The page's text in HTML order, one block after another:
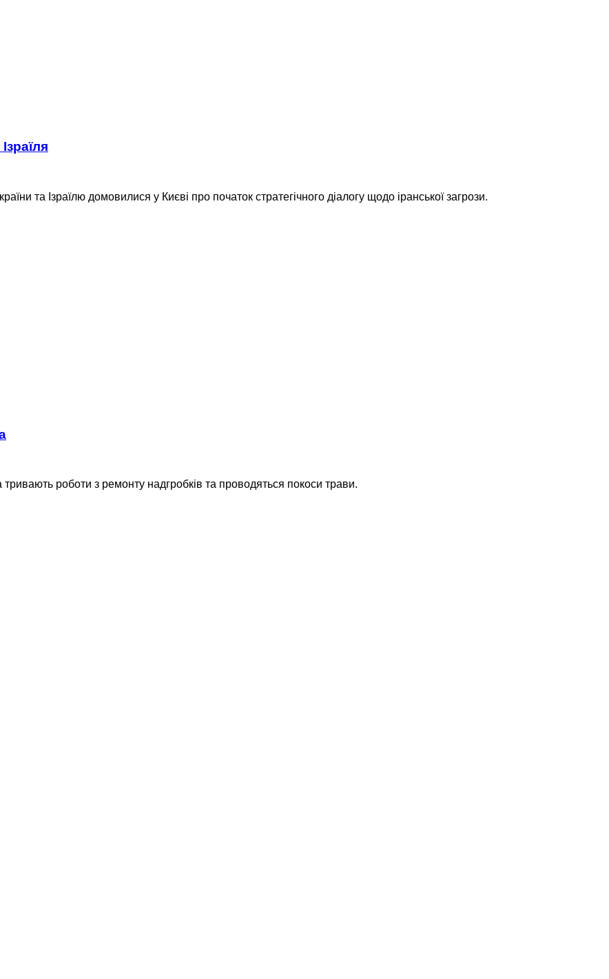
та Ізраїлю домовилися у Києві про початок стратегічного діалогу щодо іранської загрози.
роботи з ремонту надгробків та проводяться покоси трави.